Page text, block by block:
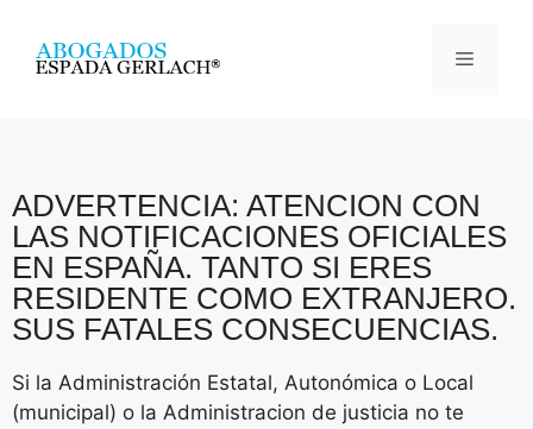
ADVERTENCIA: ATENCION CON
LAS NOTIFICACIONES OFICIALES
EN ESPAÑA. TANTO SI ERES
RESIDENTE COMO EXTRANJERO.
SUS FATALES CONSECUENCIAS.
Si la Administración Estatal, Autonómica o Local
(municipal) o la Administracion de justicia no te